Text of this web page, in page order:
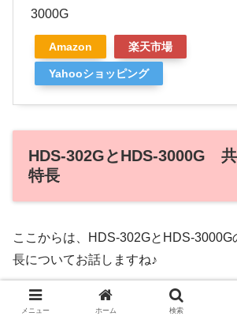
3000G
Amazon 楽天市場
Yahooショッピング
HDS-302GとHDS-3000G
特長
ここからは、HDS-302GとHDS-3000G
長についてお話しますね♪
▼共通の機能や特長はコチラ
メニュー ホーム 検索